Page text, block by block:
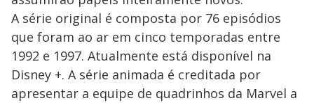
A série original é composta por 76 episódios
que foram ao ar em cinco temporadas entre
1992 e 1997. Atualmente está disponível na
Disney +. A série animada é creditada por
apresentar a equipe de quadrinhos da Marvel a